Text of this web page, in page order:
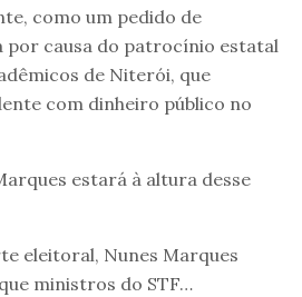
como um pedido de
por causa do patrocínio estatal
de Niterói, que
com dinheiro público no
estará à altura desse
eleitoral, Nunes Marques
ministros do STF…